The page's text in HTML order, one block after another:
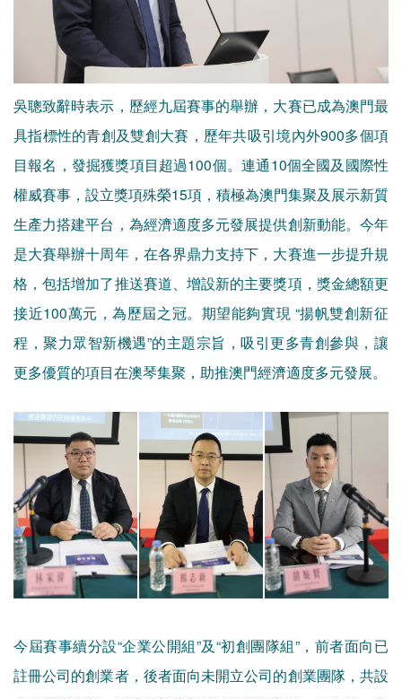
吳聰致辭時表示，歷經九屆賽事的舉辦，大賽已成為澳門最
具指標性的青創及雙創大賽，歷年共吸引境內外900多個項
目報名，發掘獲獎項目超過100個。連通10個全國及國際性
權威賽事，設立獎項殊榮15項，積極為澳門集聚及展示新質
生產力搭建平台，為經濟適度多元發展提供創新動能。今年
是大賽舉辦十周年，在各界鼎力支持下，大賽進一步提升規
格，包括增加了推送賽道、增設新的主要獎項，獎金總額更
接近100萬元，為歷屆之冠。期望能夠實現 “揚帆雙創新征
程，聚力眾智新機遇”的主題宗旨，吸引更多青創參與，讓
更多優質的項目在澳琴集聚，助推澳門經濟適度多元發展。
今屆賽事續分設“企業公開組”及“初創團隊組”，前者面向已
註冊公司的創業者，後者面向未開立公司的創業團隊，共設